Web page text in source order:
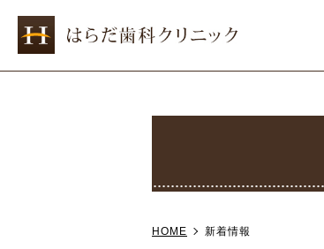
HOME 新着情報